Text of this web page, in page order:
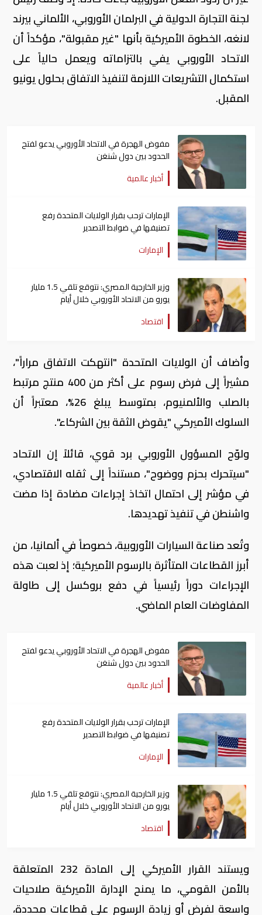
لجنة التجارة الدولية في البرلمان الأوروبي، الألماني بيرند
لانغه، الخطوة الأميركية بأنها "غير مقبولة"، مؤكداً أن
الاتحاد الأوروبي يفي بالتزاماته ويعمل حالياً على
استكمال التشريعات اللازمة لتنفيذ الاتفاق بحلول يونيو
المقبل.
مفوض الهجرة في الاتحاد الأوروبي يدعو لفتح
الحدود بين دول شنغن
أخبار عالمية
الإمارات ترحب بقرار الولايات المتحدة رفع
تصنيفها في ضوابط التصدير
الإمارات
وزير الخارجية المصري: نتوقع تلقي 1.5 مليار
يورو من الاتحاد الأوروبي خلال أيام
اقتصاد
وأضاف أن الولايات المتحدة "انتهكت الاتفاق مراراً"،
مشيراً إلى فرض رسوم على أكثر من 400 منتج مرتبط
بالصلب والألمنيوم، بمتوسط يبلغ 26%، معتبراً أن
السلوك الأميركي "يقوض الثقة بين الشركاء".
ولوّح المسؤول الأوروبي برد قوي، قائلاً إن الاتحاد
"سيتحرك بحزم ووضوح"، مستنداً إلى ثقله الاقتصادي،
في مؤشر إلى احتمال اتخاذ إجراءات مضادة إذا مضت
واشنطن في تنفيذ تهديدها.
وتُعد صناعة السيارات الأوروبية، خصوصاً في ألمانيا، من
أبرز القطاعات المتأثرة بالرسوم الأميركية؛ إذ لعبت هذه
الإجراءات دوراً رئيسياً في دفع بروكسل إلى طاولة
المفاوضات العام الماضي.
مفوض الهجرة في الاتحاد الأوروبي يدعو لفتح
الحدود بين دول شنغن
أخبار عالمية
الإمارات ترحب بقرار الولايات المتحدة رفع
تصنيفها في ضوابط التصدير
الإمارات
وزير الخارجية المصري: نتوقع تلقي 1.5 مليار
يورو من الاتحاد الأوروبي خلال أيام
اقتصاد
ويستند القرار الأميركي إلى المادة 232 المتعلقة
بالأمن القومي، ما يمنح الإدارة الأميركية صلاحيات
واسعة لفرض أو زيادة الرسوم على قطاعات محددة،